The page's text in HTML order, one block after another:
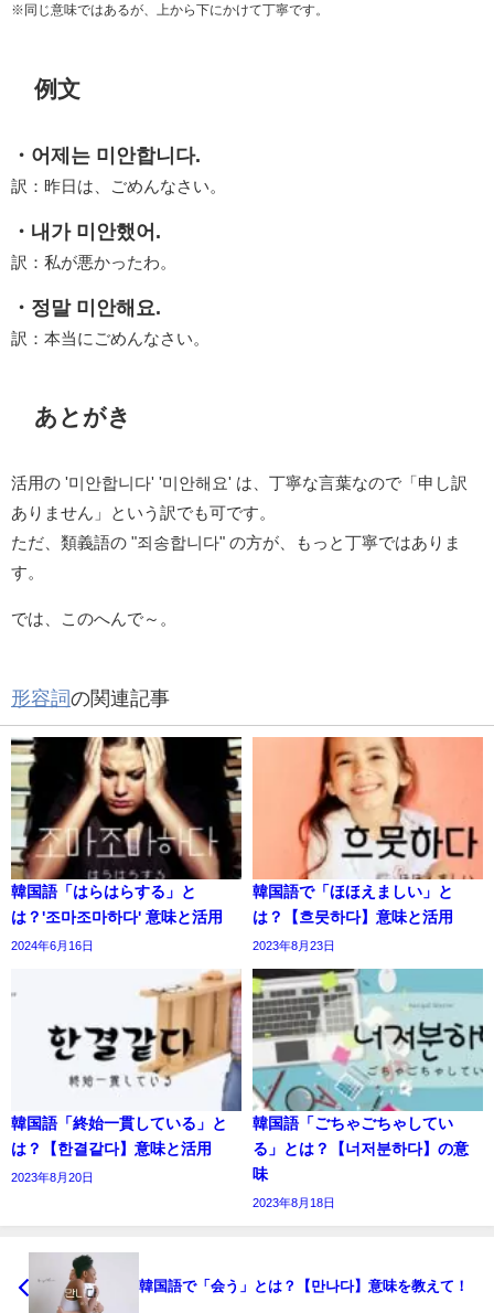
※同じ意味ではあるが、上から下にかけて丁寧です。
例文
・어제는 미안합니다.
訳：昨日は、ごめんなさい。
・내가 미안했어.
訳：私が悪かったわ。
・정말 미안해요.
訳：本当にごめんなさい。
あとがき
活用の '미안합니다' '미안해요' は、丁寧な言葉なので「申し訳
ありません」という訳でも可です。
ただ、類義語の "죄송합니다" の方が、もっと丁寧ではありま
す。
では、このへんで～。
形容詞の関連記事
韓国語「はらはらする」と
は？'조마조마하다' 意味と活用
2024年6月16日
韓国語で「ほほえましい」と
は？【흐뭇하다】意味と活用
2023年8月23日
韓国語「終始一貫している」と
は？【한결같다】意味と活用
2023年8月20日
韓国語「ごちゃごちゃしてい
る」とは？【너저분하다】の意
味
2023年8月18日
韓国語で「会う」とは？【만나다】意味を教えて！